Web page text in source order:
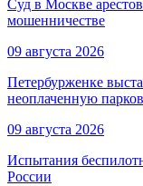
Суд в Москве
мошенничестве
09 августа 2026
Петербурженке
неоплаченную
09 августа 2026
Испытания
России